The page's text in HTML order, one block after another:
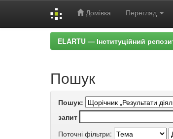
Домівка Перегляд
ELARTU — Інституційний
Пошук
Пошук:
запит
Поточні фільтри: